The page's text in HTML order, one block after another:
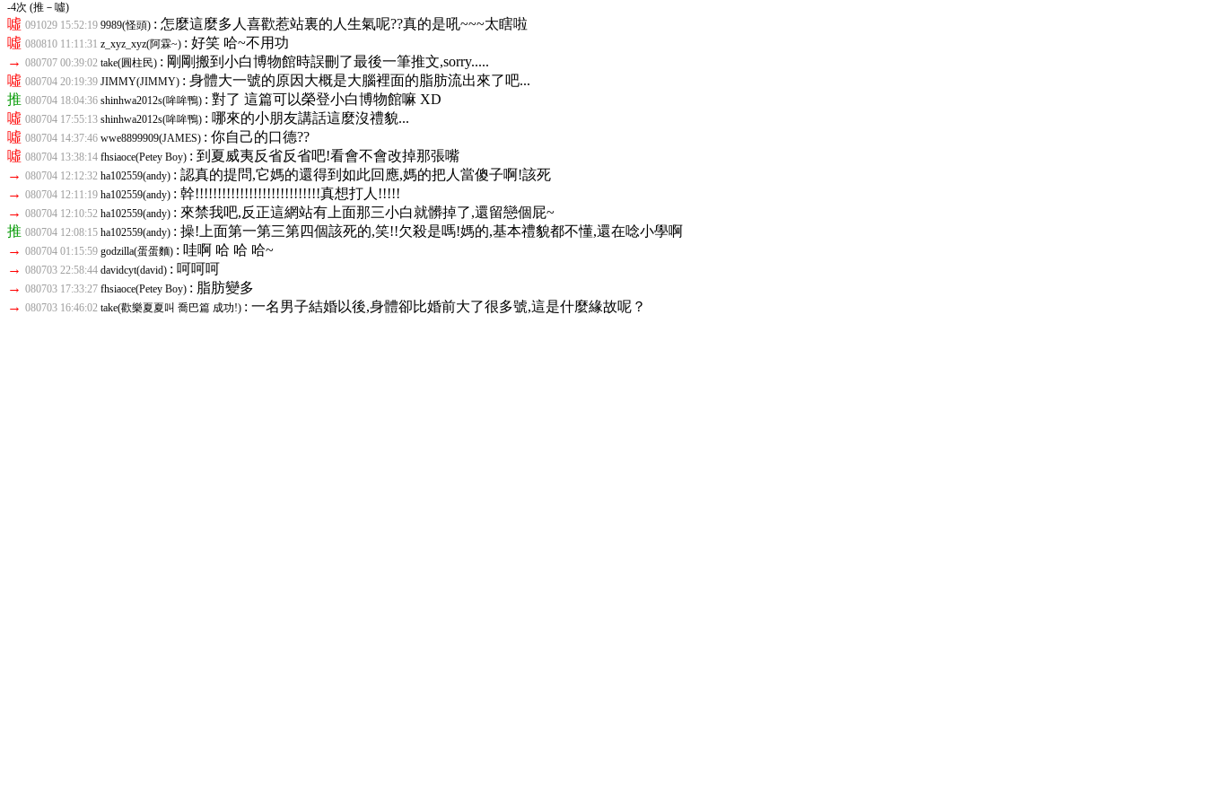
-4次 (推－噓)
噓 091029 15:52:19 9989(怪頭) : 怎麼這麼多人喜歡惹站裏的人生氣呢??真的是吼~~~太瞎啦
噓 080810 11:11:31 z_xyz_xyz(阿霖~) : 好笑 哈~不用功
→ 080707 00:39:02 take(圓柱民) : 剛剛搬到小白博物館時誤刪了最後一筆推文,sorry.....
噓 080704 20:19:39 JIMMY(JIMMY) : 身體大一號的原因大概是大腦裡面的脂肪流出來了吧...
推 080704 18:04:36 shinhwa2012s(哞哞鴨) : 對了 這篇可以榮登小白博物館嘛 XD
噓 080704 17:55:13 shinhwa2012s(哞哞鴨) : 哪來的小朋友講話這麼沒禮貌...
噓 080704 14:37:46 wwe8899909(JAMES) : 你自己的口德??
噓 080704 13:38:14 fhsiaoce(Petey Boy) : 到夏威夷反省反省吧!看會不會改掉那張嘴
→ 080704 12:12:32 ha102559(andy) : 認真的提問,它媽的還得到如此回應,媽的把人當傻子啊!該死
→ 080704 12:11:19 ha102559(andy) : 幹!!!!!!!!!!!!!!!!!!!!!!!!!!!!真想打人!!!!!
→ 080704 12:10:52 ha102559(andy) : 來禁我吧,反正這網站有上面那三小白就髒掉了,還留戀個屁~
推 080704 12:08:15 ha102559(andy) : 操!上面第一第三第四個該死的,笑!!欠殺是嗎!媽的,基本禮貌都不懂,還在唸小學啊
→ 080704 01:15:59 godzilla(蛋蛋麵) : 哇啊 哈 哈 哈~
→ 080703 22:58:44 davidcyt(david) : 呵呵呵
→ 080703 17:33:27 fhsiaoce(Petey Boy) : 脂肪變多
→ 080703 16:46:02 take(歡樂夏夏叫 喬巴篇 成功!) : 一名男子結婚以後,身體卻比婚前大了很多號,這是什麼緣故呢？